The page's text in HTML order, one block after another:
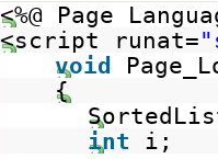
<%@ Page
<script runat=
void
{
int i;